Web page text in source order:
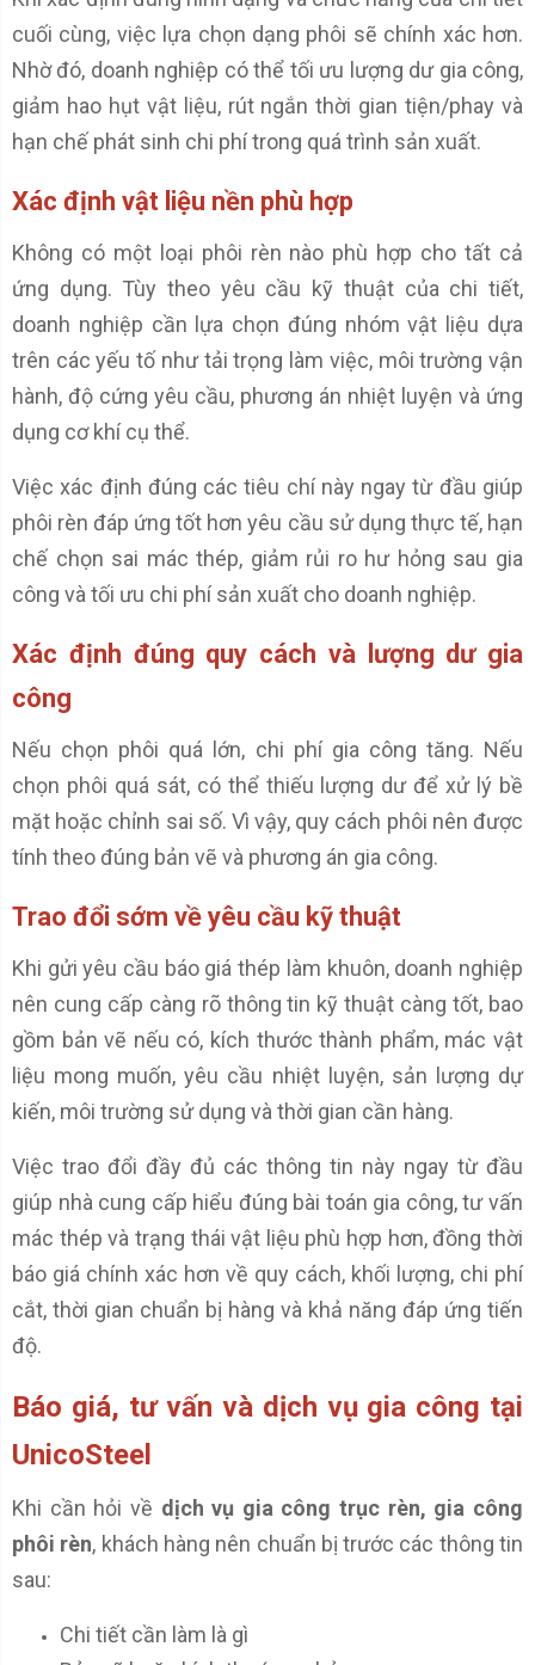
cuối cùng, việc lựa chọn dạng phôi sẽ chính xác hơn.
Nhờ đó, doanh nghiệp có thể tối ưu lượng dư gia công,
giảm hao hụt vật liệu, rút ngắn thời gian tiện/phay và
hạn chế phát sinh chi phí trong quá trình sản xuất.
Xác định vật liệu nền phù hợp
Không có một loại phôi rèn nào phù hợp cho tất cả
ứng dụng. Tùy theo yêu cầu kỹ thuật của chi tiết,
doanh nghiệp cần lựa chọn đúng nhóm vật liệu dựa
trên các yếu tố như tải trọng làm việc, môi trường vận
hành, độ cứng yêu cầu, phương án nhiệt luyện và ứng
dụng cơ khí cụ thể.
Việc xác định đúng các tiêu chí này ngay từ đầu giúp
phôi rèn đáp ứng tốt hơn yêu cầu sử dụng thực tế, hạn
chế chọn sai mác thép, giảm rủi ro hư hỏng sau gia
công và tối ưu chi phí sản xuất cho doanh nghiệp.
Xác định đúng quy cách và lượng dư gia
công
Nếu chọn phôi quá lớn, chi phí gia công tăng. Nếu
chọn phôi quá sát, có thể thiếu lượng dư để xử lý bề
mặt hoặc chỉnh sai số. Vì vậy, quy cách phôi nên được
tính theo đúng bản vẽ và phương án gia công.
Trao đổi sớm về yêu cầu kỹ thuật
Khi gửi yêu cầu báo giá thép làm khuôn, doanh nghiệp
nên cung cấp càng rõ thông tin kỹ thuật càng tốt, bao
gồm bản vẽ nếu có, kích thước thành phẩm, mác vật
liệu mong muốn, yêu cầu nhiệt luyện, sản lượng dự
kiến, môi trường sử dụng và thời gian cần hàng.
Việc trao đổi đầy đủ các thông tin này ngay từ đầu
giúp nhà cung cấp hiểu đúng bài toán gia công, tư vấn
mác thép và trạng thái vật liệu phù hợp hơn, đồng thời
báo giá chính xác hơn về quy cách, khối lượng, chi phí
cắt, thời gian chuẩn bị hàng và khả năng đáp ứng tiến
độ.
Báo giá, tư vấn và dịch vụ gia công tại
UnicoSteel
Khi cần hỏi về dịch vụ gia công trục rèn, gia công
phôi rèn, khách hàng nên chuẩn bị trước các thông tin
sau:
Chi tiết cần làm là gì